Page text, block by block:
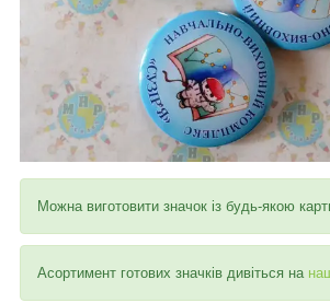
Можна виготовити значок із будь-якою
Асортимент готових значків дивіться на